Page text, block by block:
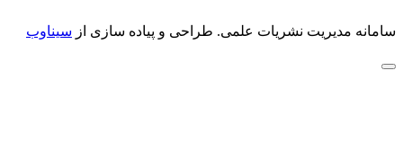
سامانه مدیریت نشریات علمی. طراحی و پیاده سازی از سیناوب